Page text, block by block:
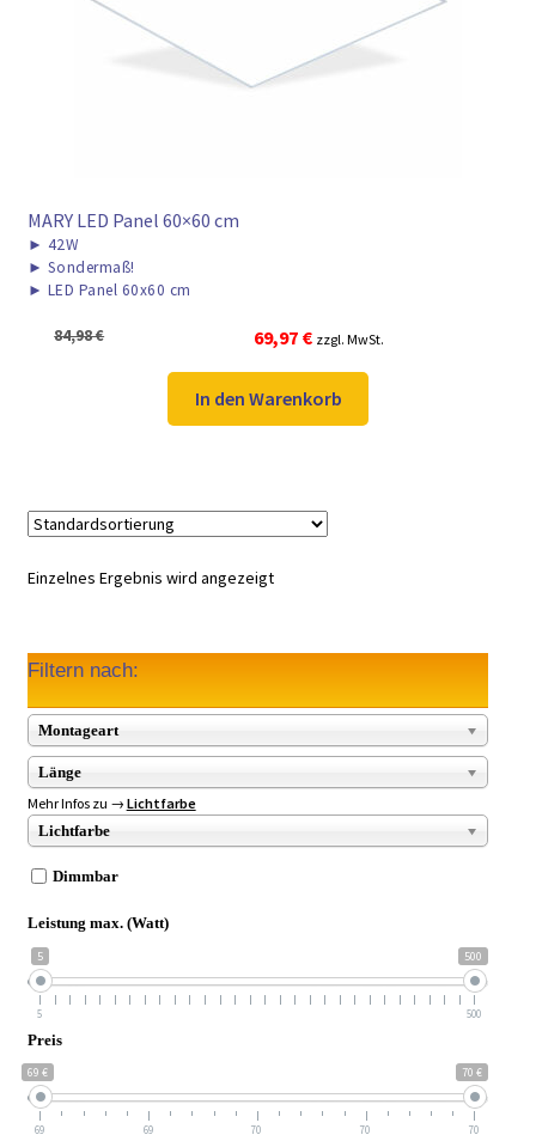
► ZAHLARTEN
► VERSANDARTEN
MARY LED Panel 60×60 cm
► 42W
► Sondermaß!
► LED Panel 60x60 cm
84,98€
Ursprünglicher
Preis
war:
84,98 €
69,97 €Aktueller
Preis
ist:
69,97 €.
zzgl. MwSt.
In den Warenkorb
Einzelnes Ergebnis wird angezeigt
Filtern nach:
Montageart
Länge
Mehr Infos zu → Lichtfarbe
Lichtfarbe
Dimmbar
Leistung max. (Watt)
5 500
5 500
Preis
69 € 70 €
69 69 70 70 70